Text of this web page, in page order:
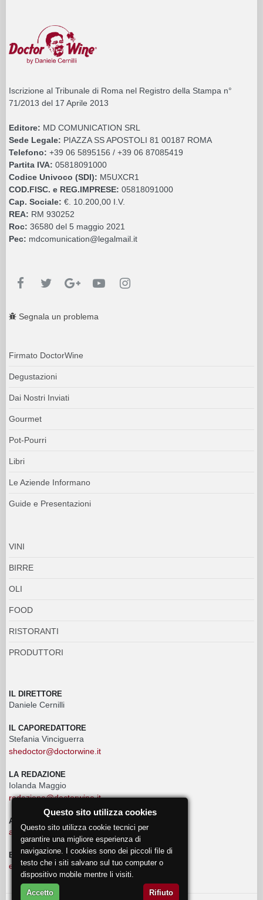
Iscrizione al Tribunale di Roma nel Registro della Stampa n°
71/2013 del 17 Aprile 2013
Editore: MD COMUNICATION SRL
Sede Legale: PIAZZA SS APOSTOLI 81 00187 ROMA
Telefono: +39 06 5895156 / +39 06 87085419
Partita IVA: 05818091000
Codice Univoco (SDI): M5UXCR1
COD.FISC. e REG.IMPRESE: 05818091000
Cap. Sociale: €. 10.200,00 I.V.
REA: RM 930252
Roc: 36580 del 5 maggio 2021
Pec: mdcomunication@legalmail.it
Segnala un problema
Firmato DoctorWine
Degustazioni
Dai Nostri Inviati
Gourmet
Pot-Pourri
Libri
Le Aziende Informano
Guide e Presentazioni
VINI
BIRRE
OLI
FOOD
RISTORANTI
PRODUTTORI
IL DIRETTORE
Daniele Cernilli
IL CAPOREDATTORE
Stefania Vinciguerra
shedoctor@doctorwine.it
LA REDAZIONE
Iolanda Maggio
redazione@doctorwine.it
ADVERTISING
advertising@doctorwine.it
EVENTI
eventi@doctorwine.it
Questo sito utilizza cookies
Questo sito utilizza cookie tecnici per
garantire una migliore esperienza di
navigazione. I cookies sono dei piccoli file di
testo che i siti salvano sul tuo computer o
dispositivo mobile mentre li visiti.
Accetto Rifiuto